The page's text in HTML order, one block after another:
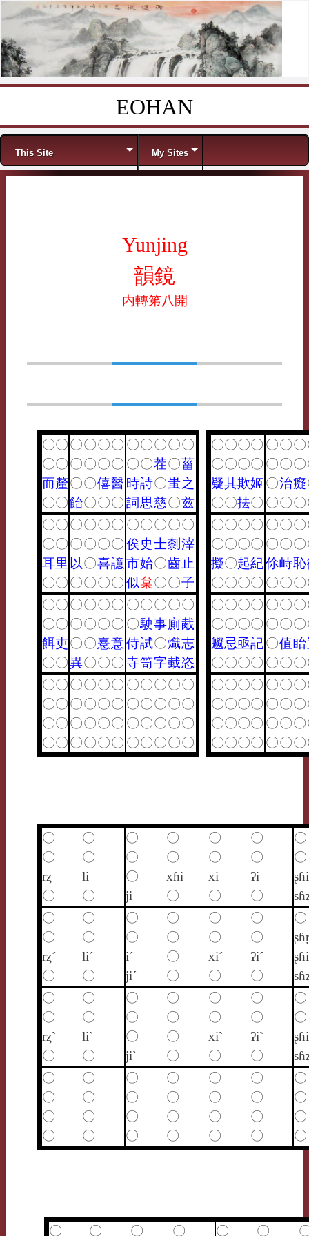
EOHAN
Menu
This Site My Sites
Yunjing
韻鏡
内轉笫八開
〇〇〇〇〇〇 〇〇〇〇〇
〇〇〇〇〇〇 〇〇茬〇菑
而釐〇〇僖醫 時詩〇蚩之
〇〇飴〇〇〇詞思慈〇兹
〇〇〇〇〇〇 〇〇〇〇〇
〇〇〇〇〇〇俟史士㓼 滓
耳里 以〇喜譩市始〇齒 止
〇〇〇〇〇〇似枲〇〇子
〇〇〇〇〇〇 〇〇〇〇〇
〇〇〇〇〇〇 〇駛事廁胾
餌吏〇〇憙意侍試〇熾志
〇〇異〇〇〇寺笥字蛓恣
〇〇〇〇〇〇 〇〇〇〇〇
〇〇〇〇〇〇 〇〇〇〇〇
〇〇〇〇〇〇 〇〇〇〇〇
〇〇〇〇〇〇 〇〇〇〇〇
〇〇〇〇 〇〇〇
〇〇〇〇 〇〇〇
疑其欺姬 〇治癡
〇〇抾〇 〇〇〇
〇〇〇〇 〇〇〇
〇〇〇〇 〇〇〇
擬〇起紀伱峙恥
〇〇〇〇 〇〇〇
〇〇〇〇 〇〇〇
〇〇〇〇 〇〇〇
䰯忌亟記 〇值眙
〇〇〇〇 〇〇〇
〇〇〇〇 〇〇〇
〇〇〇〇 〇〇〇
〇〇〇〇 〇〇〇
〇〇〇〇 〇〇〇
〇 〇 〇 〇 〇 〇
〇
〇
〇 〇 〇 〇 〇
〇
rȥ
li 〇 xɦi xi ʔi
ʂɦi
〇
〇 ji 〇 〇 〇
〇
〇 〇 〇 〇 〇
〇
〇
〇 〇 〇 〇 〇
rȥ´
li´ i´ 〇 xi´ ʔi´
〇
〇 ji´ 〇 〇 〇
〇
〇 〇 〇 〇 〇
〇
〇
〇 〇 〇 〇 〇
〇
rȥ`
li` 〇 〇 xi` ʔi`
〇
〇 ji` 〇 〇 〇
〇
〇 〇 〇 〇 〇
〇
〇
〇 〇 〇 〇 〇
〇
〇
〇 〇 〇 〇 〇
〇
〇
〇 〇 〇 〇 〇 〇
〇 〇 〇 〇 〇 〇